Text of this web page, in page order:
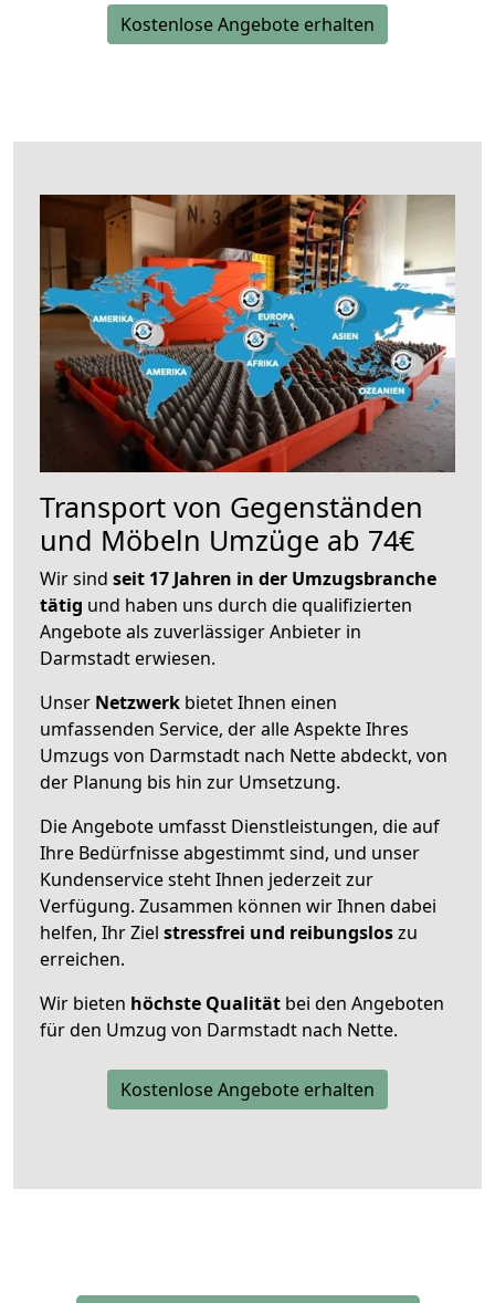
Kostenlose Angebote erhalten
Transport von Gegenständen
und Möbeln Umzüge ab 74€
Wir sind seit 17 Jahren in der Umzugsbranche
tätig und haben uns durch die qualifizierten
Angebote als zuverlässiger Anbieter in
Darmstadt erwiesen.
Unser Netzwerk bietet Ihnen einen
umfassenden Service, der alle Aspekte Ihres
Umzugs von Darmstadt nach Nette abdeckt, von
der Planung bis hin zur Umsetzung.
Die Angebote umfasst Dienstleistungen, die auf
Ihre Bedürfnisse abgestimmt sind, und unser
Kundenservice steht Ihnen jederzeit zur
Verfügung. Zusammen können wir Ihnen dabei
helfen, Ihr Ziel stressfrei und reibungsloszu
erreichen.
Wir bieten höchste Qualität bei den Angeboten
für den Umzug von Darmstadt nach Nette.
Kostenlose Angebote erhalten